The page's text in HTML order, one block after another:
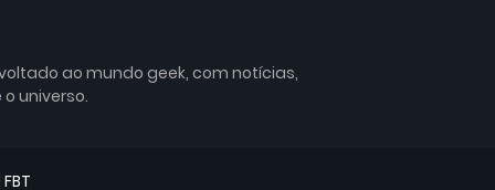
ao mundo geek, com notícias,
universo.
FBT